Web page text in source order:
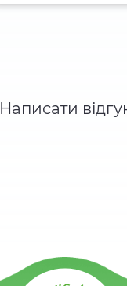
Написати